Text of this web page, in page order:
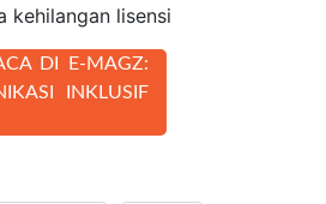
kehilangan lisensi
DI E-MAGZ:
INKLUSIF